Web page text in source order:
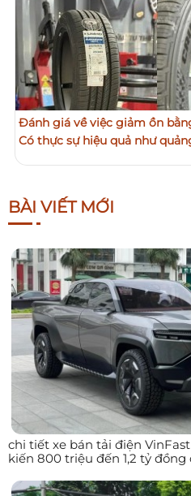
Đánh giá về việc giảm ồn
Có thực sự hiệu quả như
BÀI VIẾT MỚI
chi tiết xe bán tải điện
kiến 800 triệu đến 1,2 tỷ đồng